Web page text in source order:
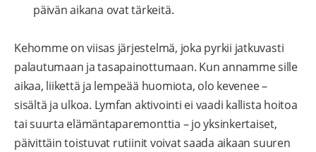
päivän aikana ovat tärkeitä.
Kehomme on viisas järjestelmä, joka pyrkii jatkuvasti
palautumaan ja tasapainottumaan. Kun annamme sille
aikaa, liikettä ja lempeää huomiota, olo kevenee –
sisältä ja ulkoa. Lymfan aktivointi ei vaadi kallista hoitoa
tai suurta elämäntaparemonttia – jo yksinkertaiset,
päivittäin toistuvat rutiinit voivat saada aikaan suuren